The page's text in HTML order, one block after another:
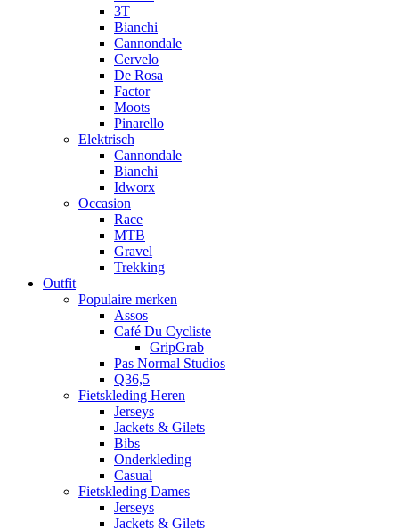
3T
Bianchi
Cannondale
Cervelo
De Rosa
Factor
Moots
Pinarello
Elektrisch
Cannondale
Bianchi
Idworx
Occasion
Race
MTB
Gravel
Trekking
Outfit
Populaire merken
Assos
Café Du Cycliste
GripGrab
Pas Normal Studios
Q36,5
Fietskleding Heren
Jerseys
Jackets & Gilets
Bibs
Onderkleding
Casual
Fietskleding Dames
Jerseys
Jackets & Gilets